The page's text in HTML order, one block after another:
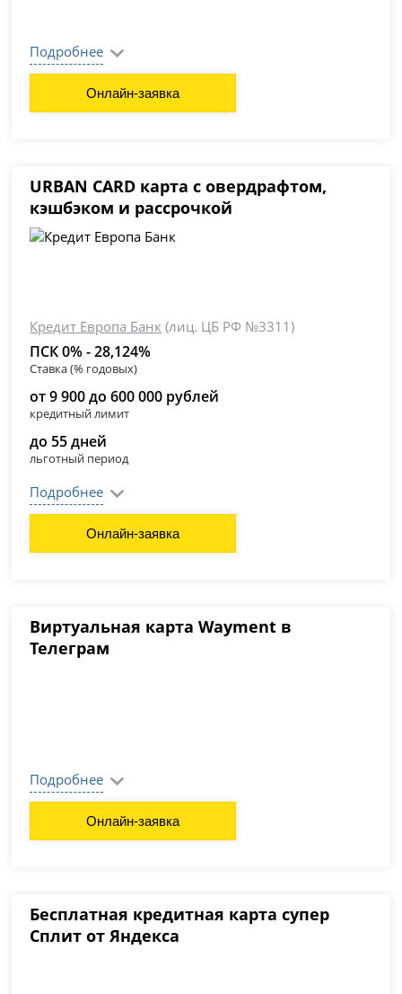
Подробнее
Онлайн-заявка
URBAN CARD карта с овердрафтом,
кэшбэком и рассрочкой
Кредит Европа Банк (лиц. ЦБ РФ №3311)
ПСК 0% - 28,124%
Ставка (% годовых)
от 9 900 до 600 000 рублей
кредитный лимит
до 55 дней
льготный период
Подробнее
Онлайн-заявка
Виртуальная карта Wayment в
Телеграм
Подробнее
Онлайн-заявка
Бесплатная кредитная карта супер
Сплит от Яндекса